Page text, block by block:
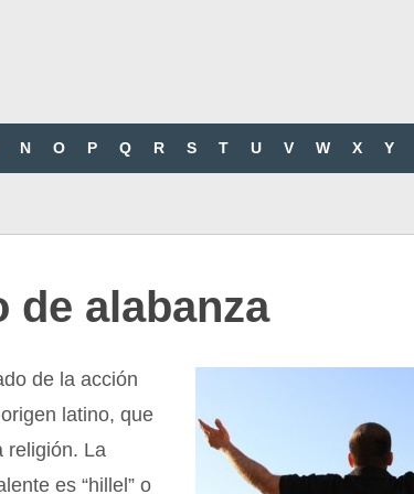
N O P Q R S T U V W X Y
de alabanza
de la acción
latino, que
religión. La
es “hillel” o